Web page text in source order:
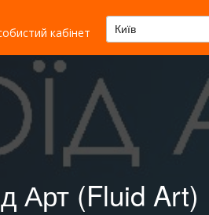
кабінет Київ
Арт (Fluid Art)